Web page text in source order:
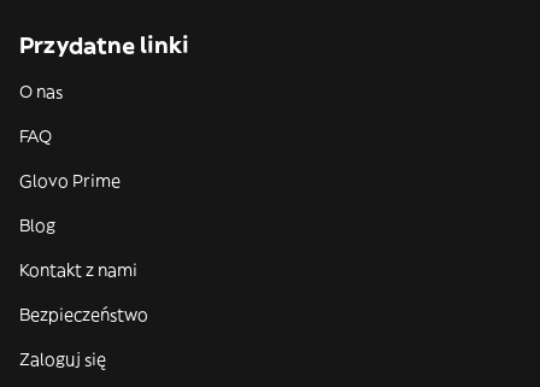
Przydatne linki
O nas
FAQ
Glovo Prime
Blog
Kontakt z nami
Bezpieczeństwo
Zaloguj się